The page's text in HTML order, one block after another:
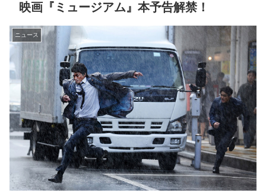
映画『ミュージアム』本予告解禁！
ニュース